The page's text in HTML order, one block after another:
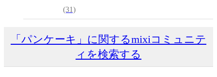
(31)
「パンケーキ」に関するmixiコミュニテ
ィを検索する